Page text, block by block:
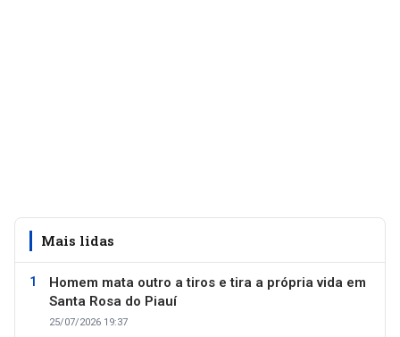
Mais lidas
Homem mata outro a tiros e tira a própria vida em
Santa Rosa do Piauí
25/07/2026 19:37